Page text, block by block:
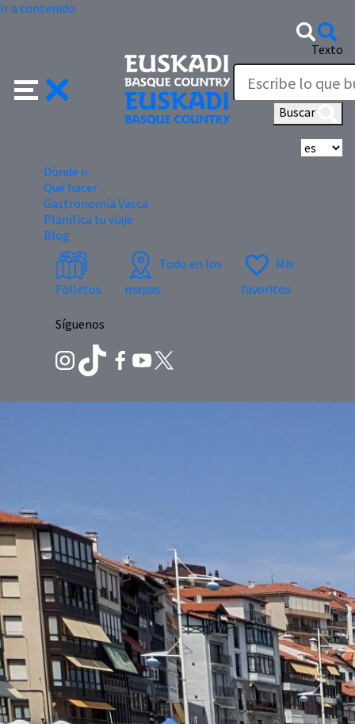
Ir a contenido
Texto
Buscar
Dónde ir
Qué hacer
Gastronomía Vasca
Planifica tu viaje
Blog
Folletos
Todo en los
mapas
Mis
favoritos
Síguenos